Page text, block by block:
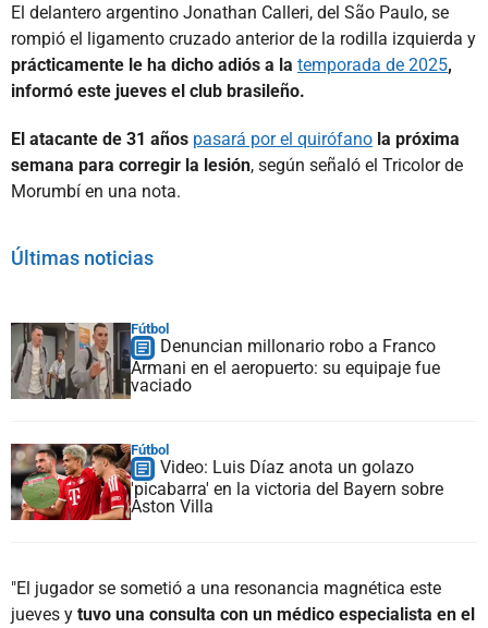
El delantero argentino Jonathan Calleri, del São Paulo, se
rompió el ligamento cruzado anterior de la rodilla izquierda y
prácticamente le ha dicho adiós a la temporada de 2025,
informó este jueves el club brasileño.
El atacante de 31 años pasará por el quirófano la próxima
semana para corregir la lesión, según señaló el Tricolor de
Morumbí en una nota.
Últimas noticias
Fútbol
Denuncian millonario robo a Franco
Armani en el aeropuerto: su equipaje fue
vaciado
Fútbol
Video: Luis Díaz anota un golazo
'picabarra' en la victoria del Bayern sobre
Aston Villa
"El jugador se sometió a una resonancia magnética este
jueves y tuvo una consulta con un médico especialista en el